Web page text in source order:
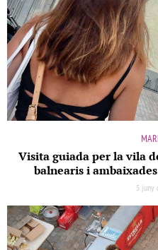
Visita guiada per la vila
balnearis i
5 juny